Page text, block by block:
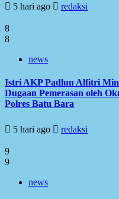
5 hari ago redaksi
8
8
news
Istri AKP Padlun Alfitri
Dugaan Pemerasan oleh
Polres Batu Bara
5 hari ago redaksi
9
9
news